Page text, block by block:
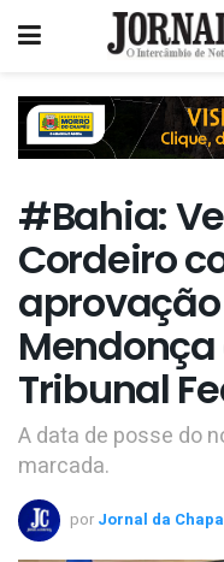
#Bahia:
Cordeiro
Tribunal
A data de posse do
marcada.
por Jornal da